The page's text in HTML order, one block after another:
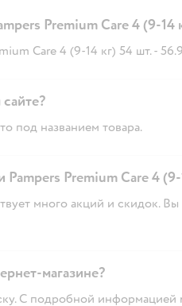
Premium Care 4 (9-14
Care 4 (9-14 кг) 54 шт. -
под названием товара.
Premium Care 4
много акций и скидок.
магазине?
С подробной информацией